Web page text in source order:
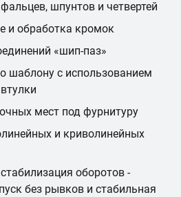
шпунтов и четвертей
и обработка кромок
«шип-паз»
шаблону с использованием
мест под фурнитуру
и криволинейных
оборотов -
без рывков и стабильная